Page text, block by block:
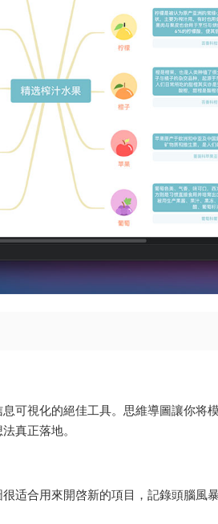
可視化的絕佳工具。思維導圖讓你将
真正落地。
适合用來開啓新的項目，記錄頭腦風